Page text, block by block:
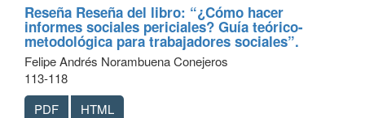
Reseña Reseña del libro: “¿Cómo hacer
informes sociales periciales? Guía teórico-
metodológica para trabajadores sociales”.
Felipe Andrés Norambuena Conejeros
113-118
PDF
HTML